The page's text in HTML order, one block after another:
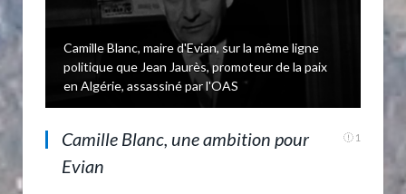
Camille Blanc, maire d'Evian, sur la même ligne
politique que Jean Jaurès, promoteur de la paix
en Algérie, assassiné par l'OAS
Camille Blanc, une ambition pour
Evian
1